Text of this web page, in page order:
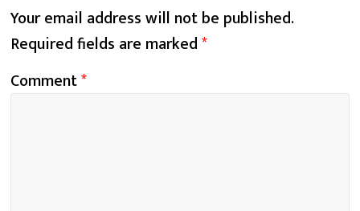
Your email address will not be published.
Required fields are marked*
Comment*